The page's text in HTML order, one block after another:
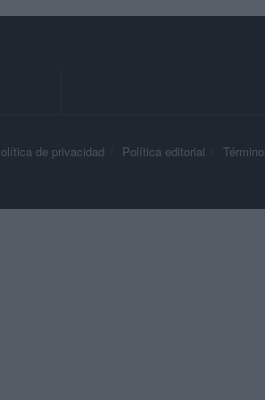
de privacidad Política editorial